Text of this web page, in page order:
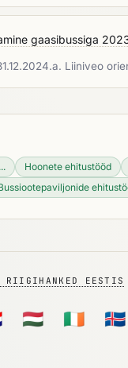
gaasibussiga
Liiniveo
Hoonete ehitustööd
RIIGIHANKED EESTIS
🇭🇺 🇮🇪 🇮🇸